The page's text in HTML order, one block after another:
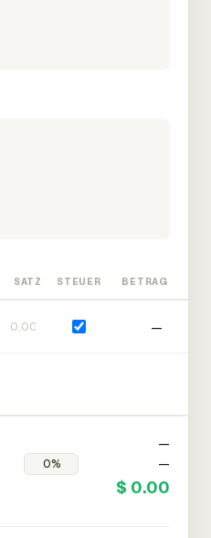
SATZ STEUER BETRAG
—
—
—
$ 0.00